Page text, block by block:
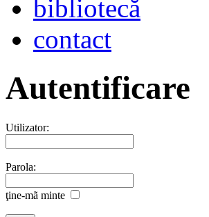
bibliotecă
contact
Autentificare
Utilizator:
Parola:
ţine-mã minte